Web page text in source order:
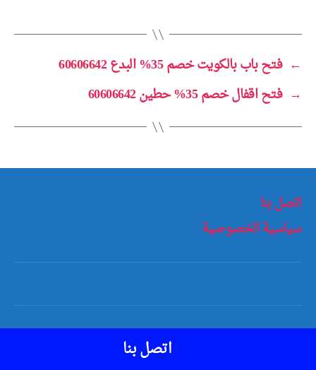
← فتح باب بالكويت خصم 35% البدع 60606642
→ فتح اقفال خصم 35% حطين 60606642
اتصل بنا
سياسية الخصوصية
اتصل بنامفاتيح سيارات الكويت